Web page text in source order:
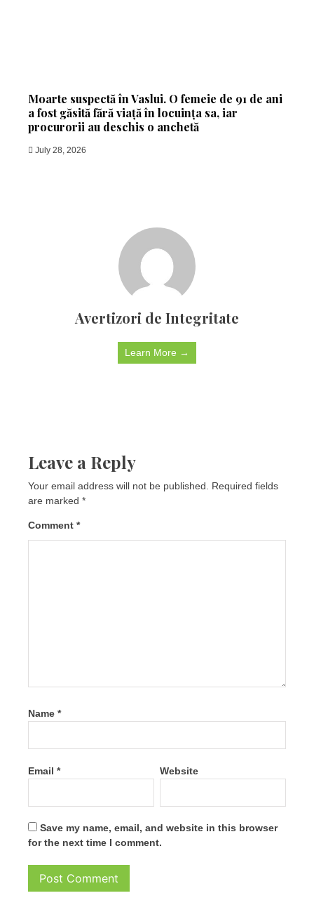
Moarte suspectă în Vaslui. O femeie de 91 de ani
a fost găsită fără viață în locuința sa, iar
procurorii au deschis o anchetă
July 28, 2026
Avertizori de Integritate
Learn More →
Leave a Reply
Your email address will not be published.
Required fields
are marked *
Comment *
Name *
Email * Website
Save my name, email, and website in this browser
for the next time I comment.